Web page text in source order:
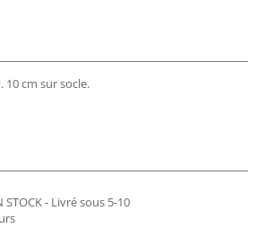
10 cm sur socle.
STOCK - Livré sous 5-10